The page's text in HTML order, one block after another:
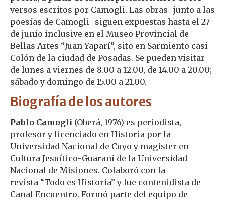
versos escritos por Camogli. Las obras -junto a las
poesías de Camogli- siguen expuestas hasta el 27
de junio inclusive en el Museo Provincial de
Bellas Artes “Juan Yaparí”, sito en Sarmiento casi
Colón de la ciudad de Posadas. Se pueden visitar
de lunes a viernes de 8.00 a 12.00, de 14.00 a 20.00;
sábado y domingo de 15.00 a 21.00.
Biografía de los autores
Pablo Camogli (Oberá, 1976) es periodista,
profesor y licenciado en Historia por la
Universidad Nacional de Cuyo y magister en
Cultura Jesuítico-Guaraní de la Universidad
Nacional de Misiones. Colaboró con la
revista “Todo es Historia” y fue contenidista de
Canal Encuentro. Formó parte del equipo de